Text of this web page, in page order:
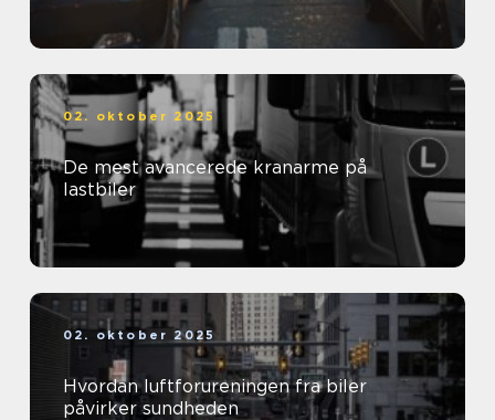
02. oktober 2025
De mest avancerede kranarme på
lastbiler
02. oktober 2025
Hvordan luftforureningen fra biler
påvirker sundheden